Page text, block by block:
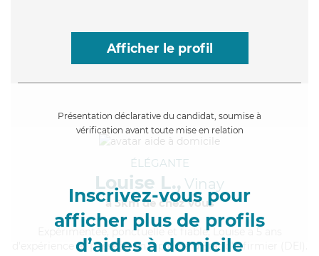
Afficher le profil
Présentation déclarative du candidat, soumise à
vérification avant toute mise en relation
Inscrivez-vous pour
afficher plus de profils
d’aides à domicile
ÉLÉGANTE
Louise L., Vinay
à 5km de chez Vous
, ponctuelle et fiable, Louise a 5 ans
d'expérience et possède un diplôme d'Etat d'infirmier (DEI).